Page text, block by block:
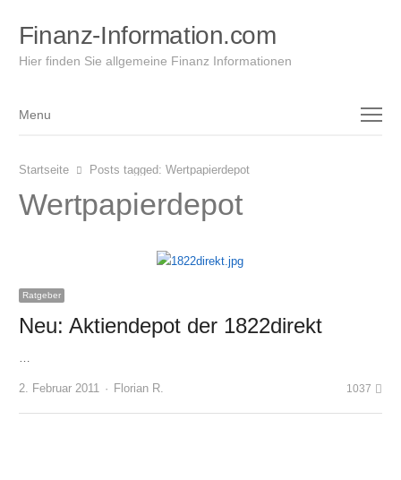
Finanz-Information.com
Hier finden Sie allgemeine Finanz Informationen
Menu
Menu
Startseite Posts tagged: Wertpapierdepot
Wertpapierdepot
Ratgeber
Neu: Aktiendepot der 1822direkt
…
2. Februar 2011 Author
Florian R. 1037